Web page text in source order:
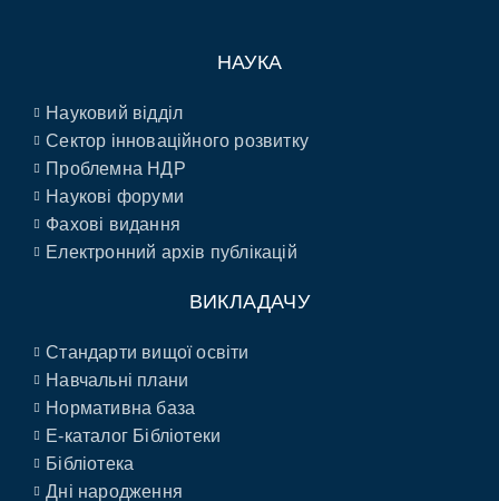
НАУКА
Науковий відділ
Сектор інноваційного розвитку
Проблемна НДР
Наукові форуми
Фахові видання
Електронний архів публікацій
ВИКЛАДАЧУ
Стандарти вищої освіти
Навчальні плани
Нормативна база
E-каталог Бібліотеки
Бібліотека
Дні народження